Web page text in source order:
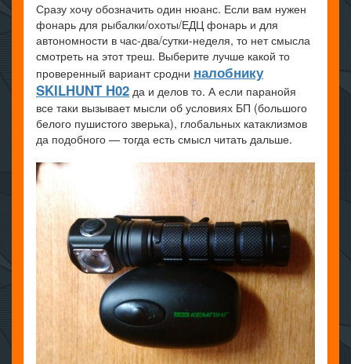
Сразу хочу обозначить один нюанс. Если вам нужен
фонарь для рыбалки/охоты/ЕДЦ фонарь и для
автономности в час-два/сутки-неделя, то нет смысла
смотреть на этот треш. Выберите лучше какой то
проверенный вариант сродни налобнику
SKILHUNT H02 да и делов то. А если паранойя
все таки вызывает мысли об условиях БП (большого
белого пушистого зверька), глобальных катаклизмов
да подобного — тогда есть смысл читать дальше.